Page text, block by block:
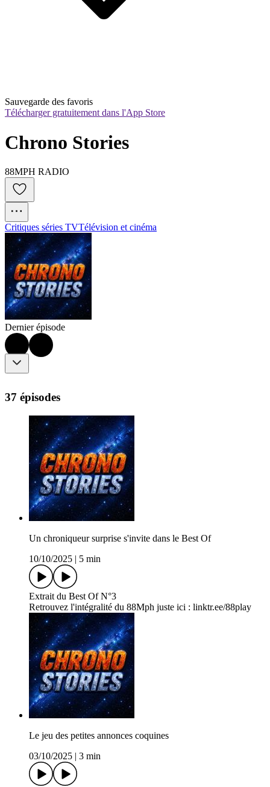
Sauvegarde des favoris
Télécharger gratuitement dans l'App Store
Chrono Stories
88MPH RADIO
Critiques séries TVTélévision et cinéma
Dernier épisode
37 épisodes
Un chroniqueur surprise s'invite dans le Best Of
10/10/2025 | 5 min
Extrait du Best Of N°3
Retrouvez l'intégralité du 88Mph juste ici : linktr.ee/88play
Le jeu des petites annonces coquines
03/10/2025 | 3 min